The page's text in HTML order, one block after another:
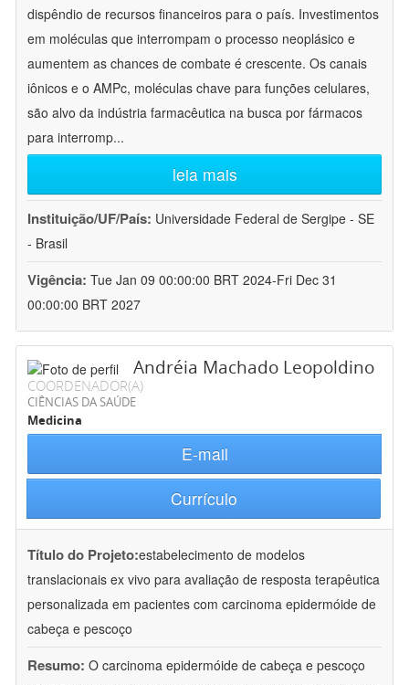
dispêndio de recursos financeiros para o país. Investimentos
em moléculas que interrompam o processo neoplásico e
aumentem as chances de combate é crescente. Os canais
iônicos e o AMPc, moléculas chave para funções celulares,
são alvo da indústria farmacêutica na busca por fármacos
para interromp...
leia mais
Instituição/UF/País: Universidade Federal de Sergipe - SE
- Brasil
Vigência: Tue Jan 09 00:00:00 BRT 2024-Fri Dec 31
00:00:00 BRT 2027
Andréia Machado Leopoldino
COORDENADOR(A)
CIÊNCIAS DA SAÚDE
Medicina
E-mail
Currículo
Título do Projeto:estabelecimento de modelos
translacionais ex vivo para avaliação de resposta terapêutica
personalizada em pacientes com carcinoma epidermóide de
cabeça e pescoço
Resumo: O carcinoma epidermóide de cabeça e pescoço